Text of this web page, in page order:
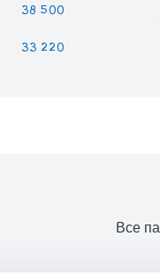
38 500
33 220